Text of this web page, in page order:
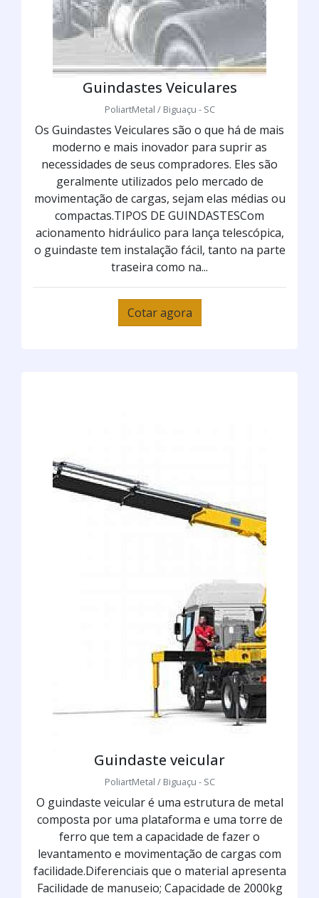
Guindastes Veiculares
PoliartMetal / Biguaçu - SC
Os Guindastes Veiculares são o que há de mais
moderno e mais inovador para suprir as
necessidades de seus compradores. Eles são
geralmente utilizados pelo mercado de
movimentação de cargas, sejam elas médias ou
compactas.TIPOS DE GUINDASTESCom
acionamento hidráulico para lança telescópica,
o guindaste tem instalação fácil, tanto na parte
traseira como na...
Cotar agora
Guindaste veicular
PoliartMetal / Biguaçu - SC
O guindaste veicular é uma estrutura de metal
composta por uma plataforma e uma torre de
ferro que tem a capacidade de fazer o
levantamento e movimentação de cargas com
facilidade.Diferenciais que o material apresenta
Facilidade de manuseio; Capacidade de 2000kg